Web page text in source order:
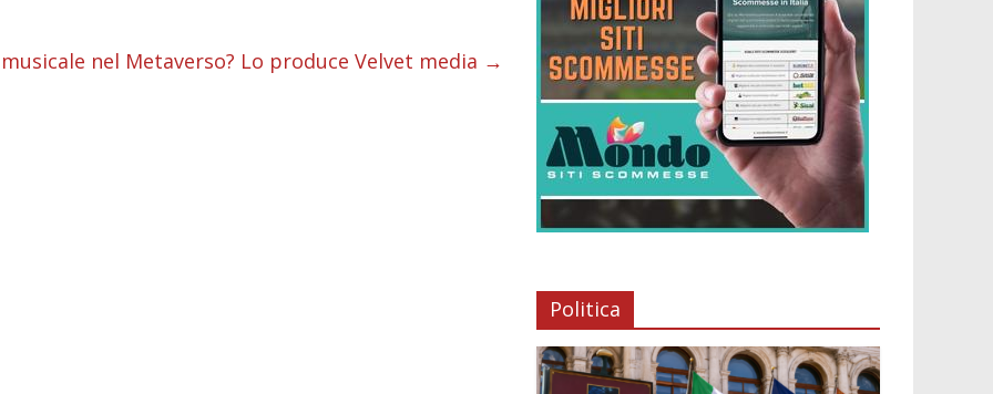
nel Metaverso? Lo produce Velvet media →
Politica